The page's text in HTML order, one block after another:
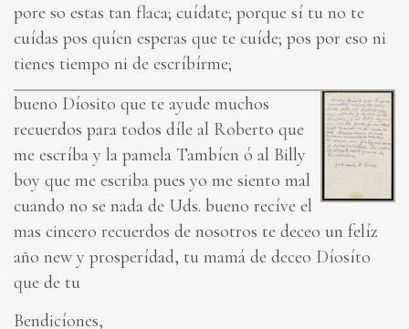
pore so estas tan flaca; cuídate; porque sí tu no te
cuídas pos quíen esperas que te cuíde; pos por eso ni
tienes tiempo ni de escríbírme;
bueno Díosito que te ayude muchos
recuerdos para todos díle al Roberto que
me escríba y la pamela Tambíen ó al Billy
boy que me escriba pues yo me siento mal
cuando no se nada de Uds. bueno recíve el
mas cincero recuerdos de nosotros te deceo un felíz
año new y prosperídad, tu mamá de deceo Díosíto
que de tu
Bendicíones,